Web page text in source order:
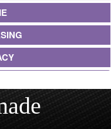
KANTORY